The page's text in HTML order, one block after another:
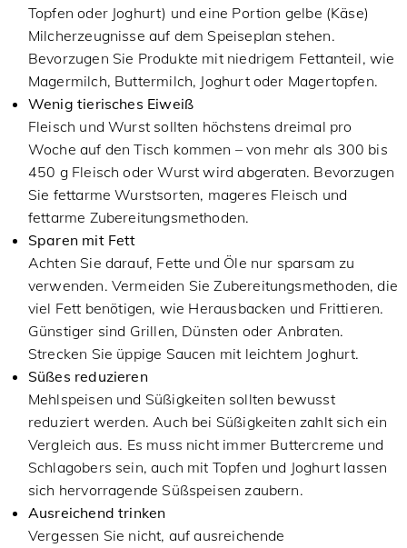
Topfen oder Joghurt) und eine Portion gelbe (Käse)
Milcherzeugnisse auf dem Speiseplan stehen.
Bevorzugen Sie Produkte mit niedrigem Fettanteil, wie
Magermilch, Buttermilch, Joghurt oder Magertopfen.
Wenig tierisches Eiweiß
Fleisch und Wurst sollten höchstens dreimal pro
Woche auf den Tisch kommen – von mehr als 300 bis
450 g Fleisch oder Wurst wird abgeraten. Bevorzugen
Sie fettarme Wurstsorten, mageres Fleisch und
fettarme Zubereitungsmethoden.
Sparen mit Fett
Achten Sie darauf, Fette und Öle nur sparsam zu
verwenden. Vermeiden Sie Zubereitungsmethoden, die
viel Fett benötigen, wie Herausbacken und Frittieren.
Günstiger sind Grillen, Dünsten oder Anbraten.
Strecken Sie üppige Saucen mit leichtem Joghurt.
Süßes reduzieren
Mehlspeisen und Süßigkeiten sollten bewusst
reduziert werden. Auch bei Süßigkeiten zahlt sich ein
Vergleich aus. Es muss nicht immer Buttercreme und
Schlagobers sein, auch mit Topfen und Joghurt lassen
sich hervorragende Süßspeisen zaubern.
Ausreichend trinken
Vergessen Sie nicht, auf ausreichende